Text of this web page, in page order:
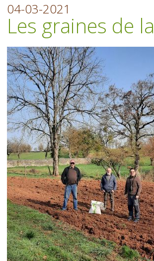
04-03-2021
Les graines de